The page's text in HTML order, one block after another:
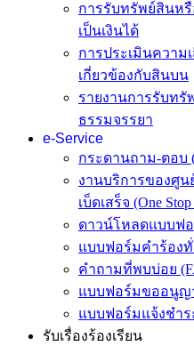
การรับทรัพย์สินห
เป็นเงินได้
การประเมินความ
เกี่ยวข้องกับสินบน
รายงานการรับท
ธรรมจรรยา
e-Service
กระดานถาม-ตอบ
งานบริการของศู
เบ็ดเสร็จ (One
ดาวน์โหลดแบบฟ
แบบฟอร์มคำร้องทั่
คำถามที่พบบ่อย
แบบฟอร์มขออนูญ
แบบฟอร์มแจ้งชำ
รับเรื่องร้องเรียน